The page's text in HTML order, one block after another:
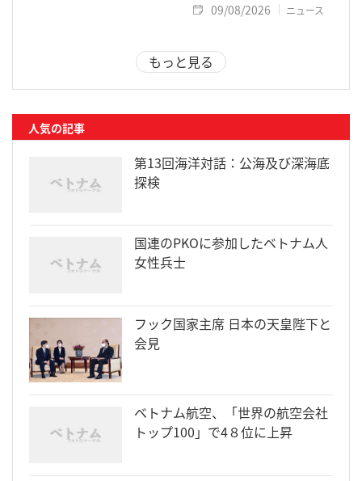
09/08/2026 ニュース
もっと見る
人気の記事
第13回海洋対話：公海及び深海底
探検
国連のPKOに参加したベトナム人
女性兵士
フック国家主席 日本の天皇陛下と
会見
ベトナム航空、「世界の航空会社
トップ100」で4８位に上昇